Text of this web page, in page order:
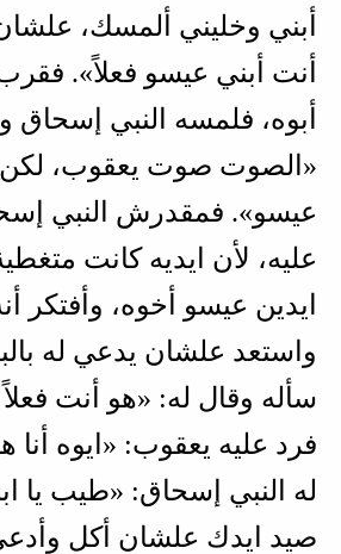
أبني وخليني ألمسك،
أنت أبني عيسو فعلاً».
أبوه، فلمسه النبي إسحاق
«الصوت صوت يعقوب، لكن
عيسو». فمقدرش النبي
عليه، لأن ايديه كانت
ايدين عيسو أخوه، وأفتكر
واستعد علشان يدعي له
سأله وقال له: «هو أنت
فرد عليه يعقوب: «ايوه أنا
له النبي إسحاق: «طيب يا
صيد ايدك علشان أكل